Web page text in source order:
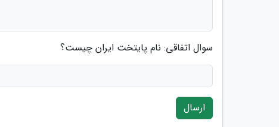
سوال اتفاقی: نام پایتخت ایران چیست؟
ارسال